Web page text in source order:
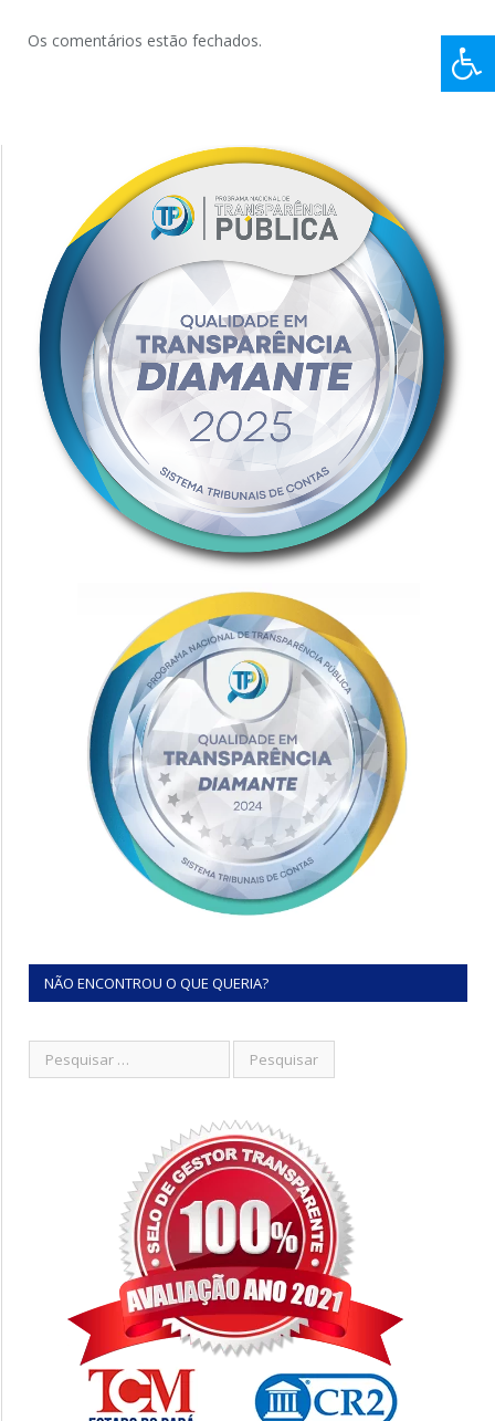
Os comentários estão fechados.
NÃO ENCONTROU O QUE QUERIA?